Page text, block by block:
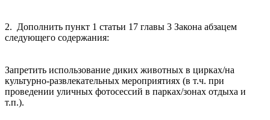
2. Дополнить пункт 1 статьи 17 главы 3 Закона абзацем
следующего содержания:
Запретить использование диких животных в цирках/на
культурно-развлекательных мероприятиях (в т.ч. при
проведении уличных фотосессий в парках/зонах отдыха и
т.п.).